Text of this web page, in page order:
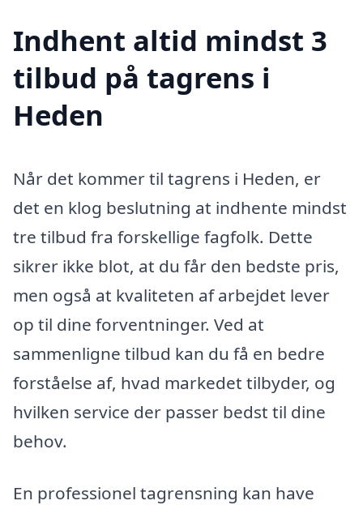
Indhent altid mindst 3
tilbud på tagrens i
Heden
Når det kommer til tagrens i Heden, er
det en klog beslutning at indhente mindst
tre tilbud fra forskellige fagfolk. Dette
sikrer ikke blot, at du får den bedste pris,
men også at kvaliteten af arbejdet lever
op til dine forventninger. Ved at
sammenligne tilbud kan du få en bedre
forståelse af, hvad markedet tilbyder, og
hvilken service der passer bedst til dine
behov.
En professionel tagrensning kan have